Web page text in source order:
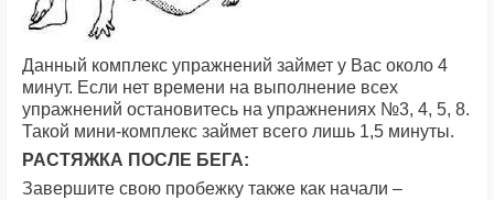
Данный комплекс упражнений займет у Вас около 4
минут. Если нет времени на выполнение всех
упражнений остановитесь на упражнениях №3, 4, 5, 8.
Такой мини-комплекс займет всего лишь 1,5 минуты.
РАСТЯЖКА ПОСЛЕ БЕГА:
Завершите свою пробежку также как начали –